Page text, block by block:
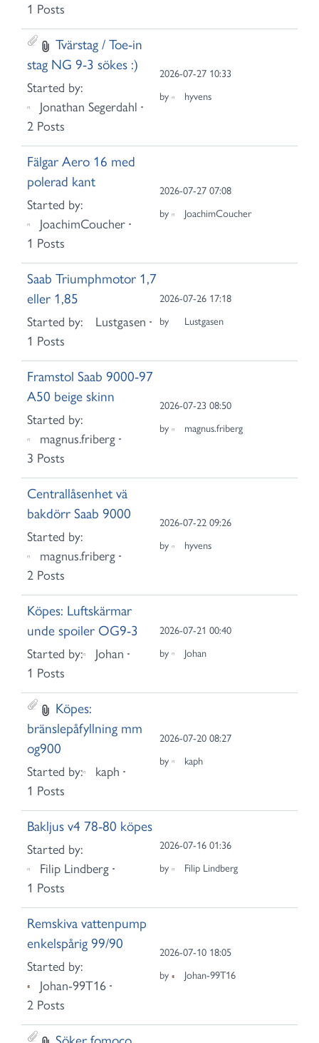
1 Posts
Tvärstag / Toe-in
stag NG 9-3 sökes :)
Started by:
Jonathan Segerdahl
2 Posts
2026-07-27 10:33
by
hyvens
Fälgar Aero 16 med
polerad kant
Started by:
JoachimCoucher
1 Posts
2026-07-27 07:08
by
JoachimCoucher
Saab Triumphmotor 1,7
eller 1,85
Started by:
Lustgasen
1 Posts
2026-07-26 17:18
by
Lustgasen
Framstol Saab 9000-97
A50 beige skinn
Started by:
magnus.friberg
3 Posts
2026-07-23 08:50
by
magnus.friberg
Centrallåsenhet vä
bakdörr Saab 9000
Started by:
magnus.friberg
2 Posts
2026-07-22 09:26
by
hyvens
Köpes: Luftskärmar
unde spoiler OG9-3
Started by:
Johan
1 Posts
2026-07-21 00:40
by
Johan
Köpes:
bränslepåfyllning mm
og900
Started by:
kaph
1 Posts
2026-07-20 08:27
by
kaph
Bakljus v4 78-80 köpes
Started by:
Filip Lindberg
1 Posts
2026-07-16 01:36
by
Filip Lindberg
Remskiva vattenpump
enkelspårig 99/90
Started by:
Johan-99T16
2 Posts
2026-07-10 18:05
by
Johan-99T16